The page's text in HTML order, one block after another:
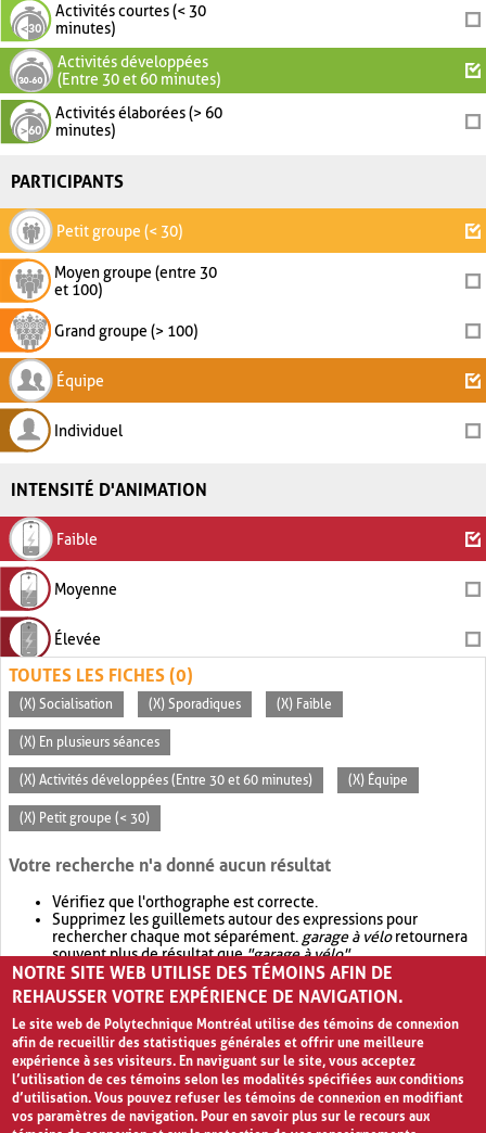
Activités courtes (< 30
minutes)
Activités développées
(Entre 30 et 60 minutes)
Activités élaborées (> 60
minutes)
PARTICIPANTS
Petit groupe (< 30)
Moyen groupe (entre 30
et 100)
Grand groupe (> 100)
Équipe
Individuel
INTENSITÉ D'ANIMATION
Faible
Moyenne
Élevée
TOUTES LES FICHES (0)
(X) Socialisation (X) Sporadiques (X) Faible
(X) En plusieurs séances
(X) Activités développées (Entre 30 et 60 minutes) (X) Équipe
(X) Petit groupe (< 30)
Votre recherche n'a donné aucun résultat
Vérifiez que l'orthographe est correcte.
Supprimez les guillemets autour des expressions pour
rechercher chaque mot séparément. garage à véloretournera
souvent plus de résultat que"garage à vélo".
Envisagez d'élargir votre recherche avec OR.garage OR vélo
retournera souvent plus de résultat quegarage à vélo
NOTRE SITE WEB UTILISE DES TÉMOINS AFIN DE
REHAUSSER VOTRE EXPÉRIENCE DE NAVIGATION.
Le site web de Polytechnique Montréal utilise des témoins de connexion
afin de recueillir des statistiques générales et offrir une meilleure
expérience à ses visiteurs. En naviguant sur le site, vous acceptez
l’utilisation de ces témoins selon les modalités spécifiées aux conditions
d’utilisation. Vous pouvez refuser les témoins de connexion en modifiant
vos paramètres de navigation. Pour en savoir plus sur le recours aux